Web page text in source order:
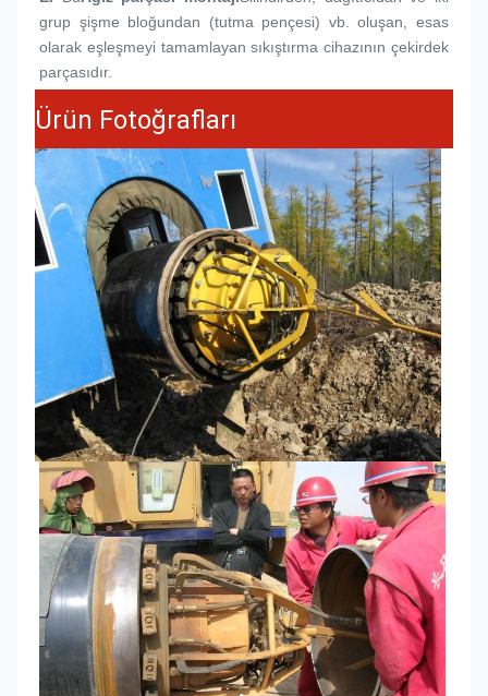
grup şişme bloğundan (tutma pençesi) vb. oluşan, esas
olarak eşleşmeyi tamamlayan sıkıştırma cihazının çekirdek
parçasıdır.
Ürün Fotoğrafları